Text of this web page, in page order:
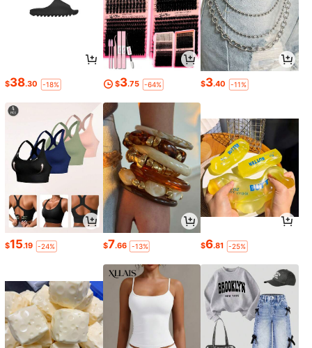
$38.30 -18% $3.75 -64% $3.40 -11%
$15.19 -24% $7.66 -13% $6.81 -25%